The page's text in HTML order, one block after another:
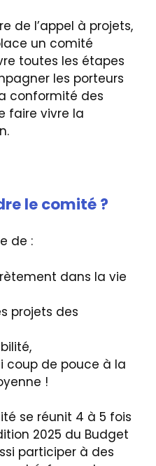
de l’appel à projets,
un comité
toutes les étapes
les porteurs
conformité des
faire vivre la
le comité ?
de :
dans la vie
projets des
coup de pouce à la
!
se réunit 4 à 5 fois
2025 du Budget
participer à des